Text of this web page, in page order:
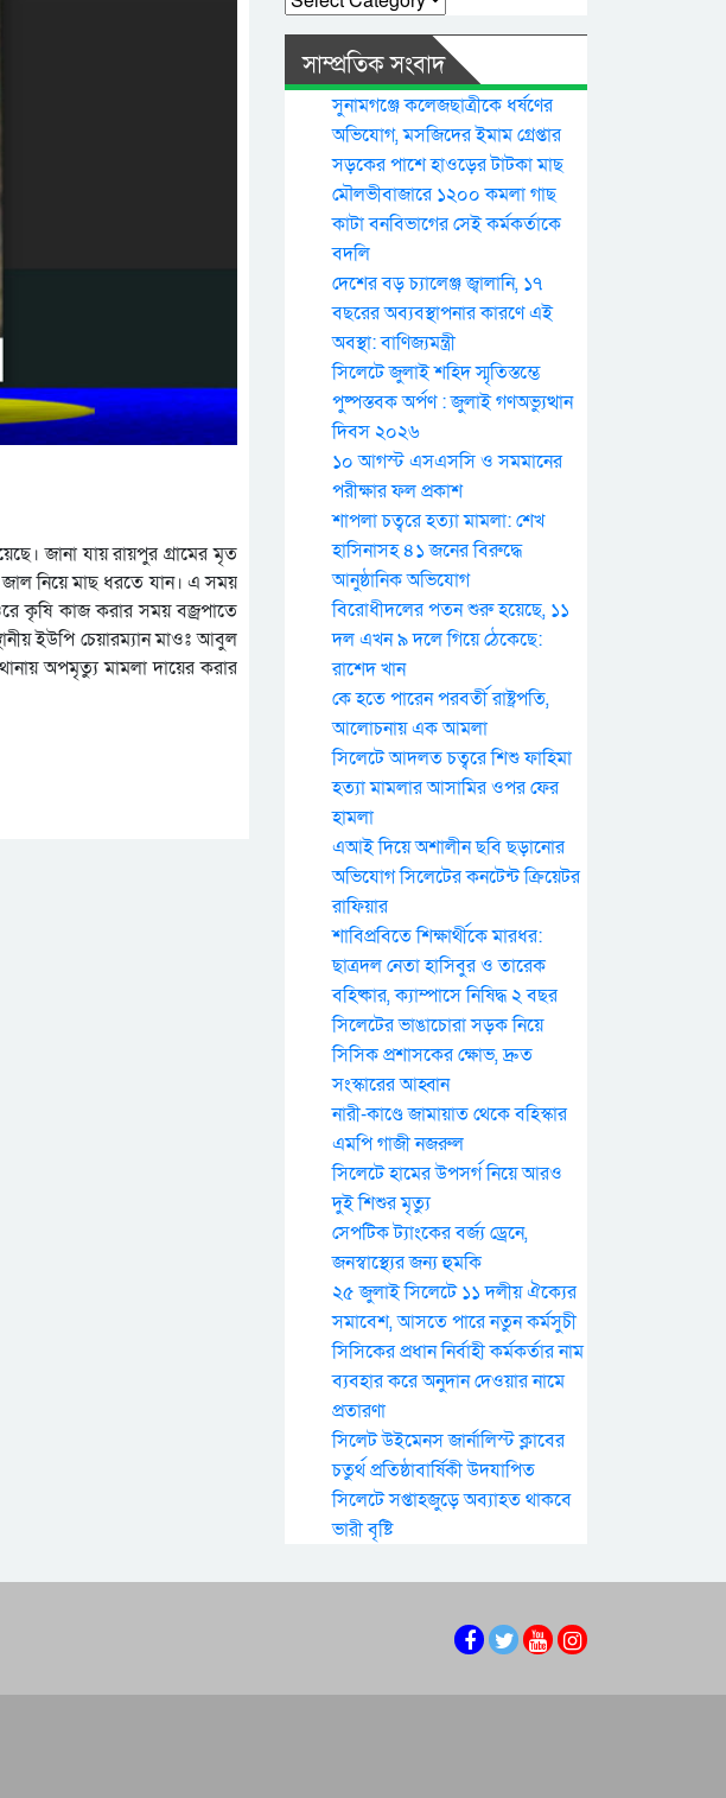
জানা যায় রায়পুর গ্রামের মৃত
নিয়ে মাছ ধরতে যান। এ সময়
কৃষি কাজ করার সময় বজ্রপাতে
ইউপি চেয়ারম্যান মাওঃ আবুল
অপমৃত্যু মামলা দায়ের করার
সাম্প্রতিক সংবাদ
সুনামগঞ্জে কলেজছাত্রীকে ধর্ষণের
অভিযোগ, মসজিদের ইমাম গ্রেপ্তার
সড়কের পাশে হাওড়ের টাটকা মাছ
মৌলভীবাজারে ১২০০ কমলা গাছ
কাটা বনবিভাগের সেই কর্মকর্তাকে
বদলি
দেশের বড় চ্যালেঞ্জ জ্বালানি, ১৭
বছরের অব্যবস্থাপনার কারণে এই
অবস্থা: বাণিজ্যমন্ত্রী
সিলেটে জুলাই শহিদ স্মৃতিস্তম্ভে
পুষ্পস্তবক অর্পণ : জুলাই গণঅভ্যুত্থান
দিবস ২০২৬
১০ আগস্ট এসএসসি ও সমমানের
পরীক্ষার ফল প্রকাশ
শাপলা চত্বরে হত্যা মামলা: শেখ
হাসিনাসহ ৪১ জনের বিরুদ্ধে
আনুষ্ঠানিক অভিযোগ
বিরোধীদলের পতন শুরু হয়েছে, ১১
দল এখন ৯ দলে গিয়ে ঠেকেছে:
রাশেদ খান
কে হতে পারেন পরবর্তী রাষ্ট্রপতি,
আলোচনায় এক আমলা
সিলেটে আদলত চত্বরে শিশু ফাহিমা
হত্যা মামলার আসামির ওপর ফের
হামলা
এআই দিয়ে অশালীন ছবি ছড়ানোর
অভিযোগ সিলেটের কনটেন্ট ক্রিয়েটর
রাফিয়ার
শাবিপ্রবিতে শিক্ষার্থীকে মারধর:
ছাত্রদল নেতা হাসিবুর ও তারেক
বহিষ্কার, ক্যাম্পাসে নিষিদ্ধ ২ বছর
সিলেটের ভাঙাচোরা সড়ক নিয়ে
সিসিক প্রশাসকের ক্ষোভ, দ্রুত
সংস্কারের আহ্বান
নারী-কাণ্ডে জামায়াত থেকে বহিস্কার
এমপি গাজী নজরুল
সিলেটে হামের উপসর্গ নিয়ে আরও
দুই শিশুর মৃত্যু
সেপটিক ট্যাংকের বর্জ্য ড্রেনে,
জনস্বাস্থ্যের জন্য হুমকি
২৫ জুলাই সিলেটে ১১ দলীয় ঐক্যের
সমাবেশ, আসতে পারে নতুন কর্মসুচী
সিসিকের প্রধান নির্বাহী কর্মকর্তার নাম
ব্যবহার করে অনুদান দেওয়ার নামে
প্রতারণা
সিলেট উইমেনস জার্নালিস্ট ক্লাবের
চতুর্থ প্রতিষ্ঠাবার্ষিকী উদযাপিত
সিলেটে সপ্তাহজুড়ে অব্যাহত থাকবে
ভারী বৃষ্টি